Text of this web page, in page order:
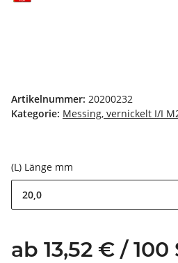
Artikelnummer: 20200232
Kategorie: Messing, vernickelt I/I
(L) Länge mm
20,0
ab 13,52 € /